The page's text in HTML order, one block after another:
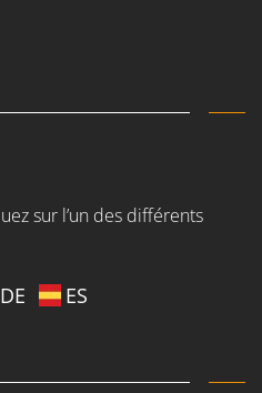
sur l’un des différents
DE ES